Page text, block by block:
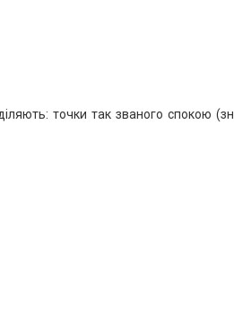
точки так званого спокою